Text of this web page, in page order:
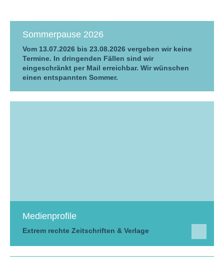
Sommerpause 2026
Vom 13.07.2026 bis 23.08.2026 vergeben wir keine
Termine. In dringenden Fällen sind wir
eingeschränkt per Mail erreichbar. Wir wünschen
einen entspannten Sommer.
Medienprofile
Extrem rechte Zeitschriften & Verlage